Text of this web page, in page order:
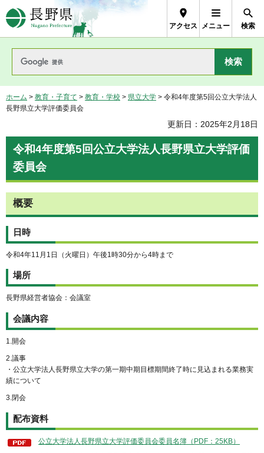
長野県Nagano Prefecture
アクセス メニュー 検索
ホーム > 教育・子育て > 教育・学校 > 県立大学 > 令和4年度第5回公立大学法人
長野県立大学評価委員会
更新日：2025年2月18日
令和4年度第5回公立大学法人長野県立大学評価
委員会
概要
日時
令和4年11月1日（火曜日）午後1時30分から4時まで
場所
長野県経営者協会：会議室
会議内容
1.開会
2.議事
・公立大学法人長野県立大学の第一期中期目標期間終了時に見込まれる業務実
績について
3.閉会
配布資料
公立大学法人長野県立大学評価委員会委員名簿（PDF：25KB）